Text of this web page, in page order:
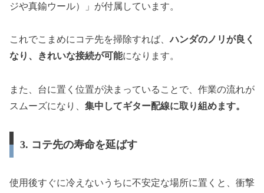
ジや真鍮ウール）」が付属しています。
これでこまめにコテ先を掃除すれば、ハンダのノリが良く
なり、きれいな接続が可能になります。
また、台に置く位置が決まっていることで、作業の流れが
スムーズになり、 集中してギター配線に取り組めます。
3. コテ先の寿命を延ばす
使用後すぐに冷えないうちに不安定な場所に置くと、衝撃